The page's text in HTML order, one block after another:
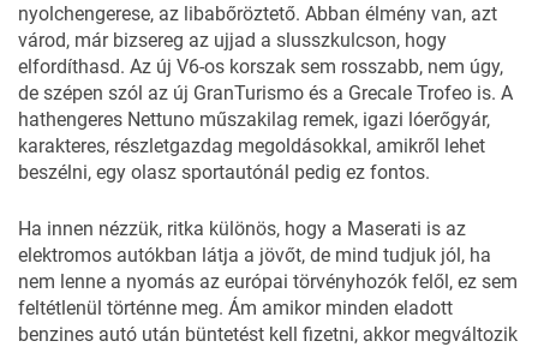
nyolchengerese, az libabőröztető. Abban élmény van, azt
várod, már bizsereg az ujjad a slusszkulcson, hogy
elfordíthasd. Az új V6-os korszak sem rosszabb, nem úgy,
de szépen szól az új GranTurismo és a Grecale Trofeo is. A
hathengeres Nettuno műszakilag remek, igazi lóerőgyár,
karakteres, részletgazdag megoldásokkal, amikről lehet
beszélni, egy olasz sportautónál pedig ez fontos.
Ha innen nézzük, ritka különös, hogy a Maserati is az
elektromos autókban látja a jövőt, de mind tudjuk jól, ha
nem lenne a nyomás az európai törvényhozók felől, ez sem
feltétlenül történne meg. Ám amikor minden eladott
benzines autó után büntetést kell fizetni, akkor megváltozik